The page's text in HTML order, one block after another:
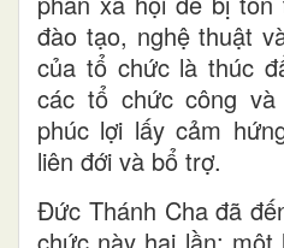
đào tạo, nghệ thuật
của tổ chức là thúc
các tổ chức công
phúc lợi lấy cảm
liên đới và bổ trợ.
Đức Thánh Cha đã